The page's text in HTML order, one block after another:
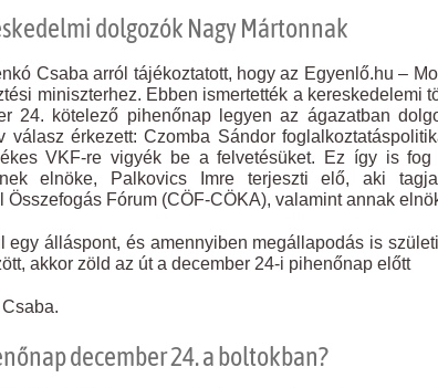
dolgozók Nagy Mártonnak
Csaba arról tájékoztatott, hogy az Egyenlő.hu –
miniszterhez. Ebben ismertették a kereskedelemi
24. kötelező pihenőnap legyen az ágazatban
válasz érkezett: Czomba Sándor
VKF-re vigyék be a felvetésüket. Ez így is
elnöke, Palkovics Imre terjeszti elő, aki
Összefogás Fórum (CÖF-CÖKA), valamint annak
egy álláspont, és amennyiben megállapodás is
akkor zöld az út a december 24-i pihenőnap előtt
december 24. a boltokban?